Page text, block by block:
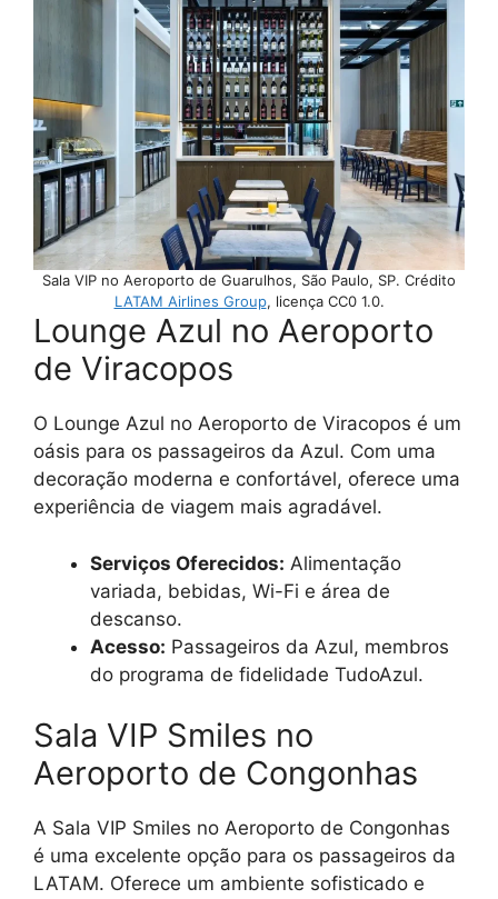
Sala VIP no Aeroporto de Guarulhos, São Paulo, SP. Crédito
LATAM Airlines Group, licença CC0 1.0.
Lounge Azul no Aeroporto
de Viracopos
O Lounge Azul no Aeroporto de Viracopos é um
oásis para os passageiros da Azul. Com uma
decoração moderna e confortável, oferece uma
experiência de viagem mais agradável.
Serviços Oferecidos: Alimentação
variada, bebidas, Wi-Fi e área de
descanso.
Acesso: Passageiros da Azul, membros
do programa de fidelidade TudoAzul.
Sala VIP Smiles no
Aeroporto de Congonhas
A Sala VIP Smiles no Aeroporto de Congonhas
é uma excelente opção para os passageiros da
LATAM. Oferece um ambiente sofisticado e